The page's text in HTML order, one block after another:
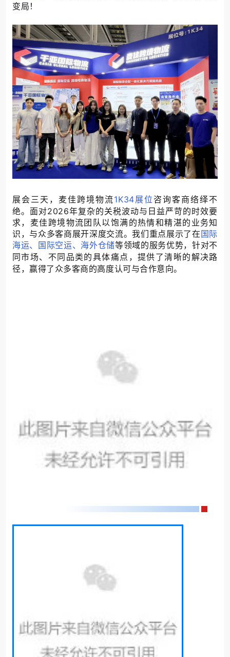
变局！
展会三天，麦佳跨境物流1K34展位 咨询客商络绎不
绝。面对2026年复杂的关税波动与日益严苛的时效要
求，麦佳跨境物流团队以饱满的热情和精湛的业务知
识，与众多客商展开深度交流。我们重点展示了在国际
海运、国际空运、海外仓储等领域的服务优势，针对不
同市场、不同品类的具体痛点，提供了清晰的解决路
径，赢得了众多客商的高度认可与合作意向。